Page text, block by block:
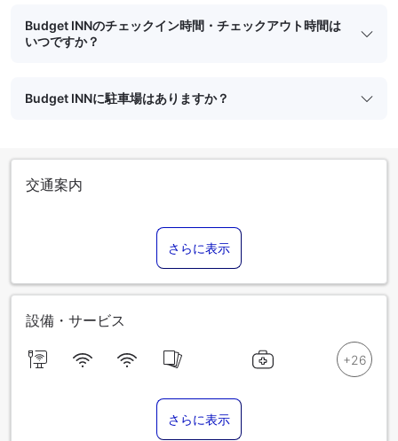
Budget INNのチェックイン時間・チェックアウト時間は
いつですか？
Budget INNに駐車場はありますか？
交通案内
さらに表示
設備・サービス
さらに表示